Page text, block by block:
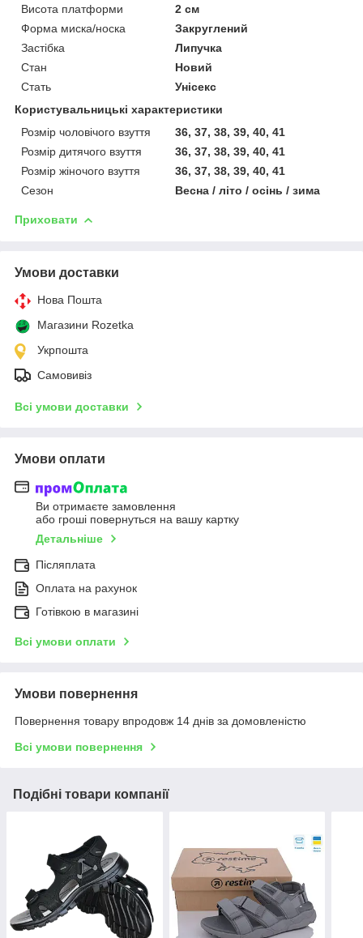
Висота платформи
2 см
Форма миска/носка
Закруглений
Застібка
Липучка
Стан
Новий
Стать
Унісекс
Користувальницькі характеристики
Розмір чоловічого взуття
36, 37, 38, 39, 40, 41
Розмір дитячого взуття
36, 37, 38, 39, 40, 41
Розмір жіночого взуття
36, 37, 38, 39, 40, 41
Сезон
Весна / літо / осінь / зима
Приховати
Умови доставки
Нова Пошта
Магазини Rozetka
Укрпошта
Самовивіз
Всі умови доставки
Умови оплати
Ви отримаєте замовлення
або гроші повернуться на вашу картку
Детальніше
Післяплата
Оплата на рахунок
Готівкою в магазині
Всі умови оплати
Умови повернення
Повернення товару впродовж 14 днів за домовленістю
Всі умови повернення
Подібні товари компанії